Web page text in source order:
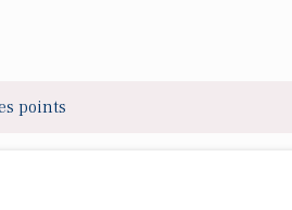
points